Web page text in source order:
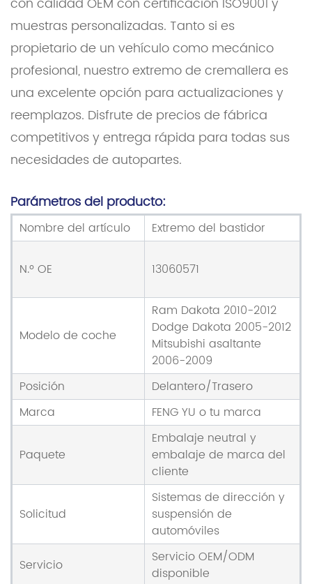
muestras personalizadas. Tanto si es
propietario de un vehículo como mecánico
profesional, nuestro extremo de cremallera es
una excelente opción para actualizaciones y
reemplazos. Disfrute de precios de fábrica
competitivos y entrega rápida para todas sus
necesidades de autopartes.
Parámetros del producto:
Nombre del artículo Extremo del bastidor
N.º OE 13060571
Modelo de coche
Ram Dakota 2010-2012
Dodge Dakota 2005-2012
Mitsubishi asaltante
2006-2009
Posición
Delantero/Trasero
Marca
FENG YU o tu marca
Paquete
Embalaje neutral y
embalaje de marca del
cliente
Solicitud
Sistemas de dirección y
suspensión de
automóviles
Servicio
Servicio OEM/ODM
disponible